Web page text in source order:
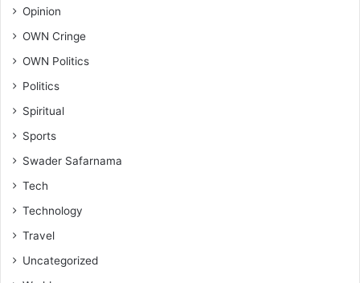
Opinion
OWN Cringe
OWN Politics
Politics
Spiritual
Sports
Swader Safarnama
Tech
Technology
Travel
Uncategorized